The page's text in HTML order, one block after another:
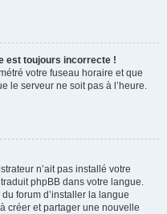
est toujours incorrecte !
votre fuseau horaire et que
le serveur ne soit pas à l’heure.
n’ait pas installé votre
phpBB dans votre langue.
forum d’installer la langue
créer et partager une nouvelle